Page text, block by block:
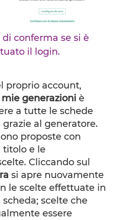
conferma se si è
il login.
proprio account,
mie generazioniè
a tutte le schede
al generatore.
proposte con
titolo e le
Cliccando sul
si apre nuovamente
le scelte effettuate in
scelte che
essere